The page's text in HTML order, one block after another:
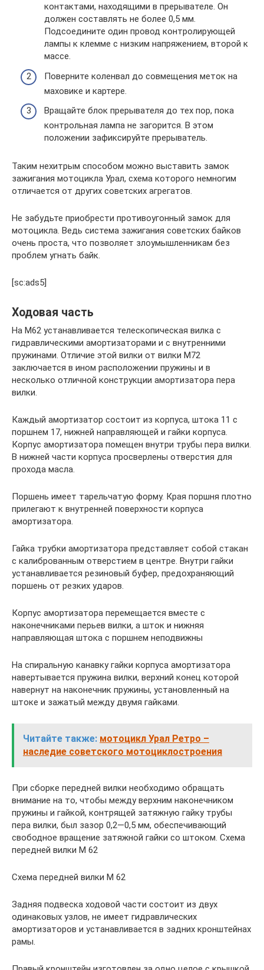
контактами, находящими в прерывателе. Он
должен составлять не более 0,5 мм.
Подсоедините один провод контролирующей
лампы к клемме с низким напряжением, второй к
массе.
Поверните коленвал до совмещения меток на
маховике и картере.
Вращайте блок прерывателя до тех пор, пока
контрольная лампа не загорится. В этом
положении зафиксируйте прерыватель.
Таким нехитрым способом можно выставить замок
зажигания мотоцикла Урал, схема которого немногим
отличается от других советских агрегатов.
Не забудьте приобрести противоугонный замок для
мотоцикла. Ведь система зажигания советских байков
очень проста, что позволяет злоумышленникам без
проблем угнать байк.
[sc:ads5]
Ходовая часть
На М62 устанавливается телескопическая вилка с
гидравлическими амортизаторами и с внутренними
пружинами. Отличие этой вилки от вилки М72
заключается в ином расположении пружины и в
несколько отличной конструкции амортизатора пера
вилки.
Каждый амортизатор состоит из корпуса, штока 11 с
поршнем 17, нижней направляющей и гайки корпуса.
Корпус амортизатора помещен внутри трубы пера вилки.
В нижней части корпуса просверлены отверстия для
прохода масла.
Поршень имеет тарельчатую форму. Края поршня плотно
прилегают к внутренней поверхности корпуса
амортизатора.
Гайка трубки амортизатора представляет собой стакан
с калиброванным отверстием в центре. Внутри гайки
устанавливается резиновый буфер, предохраняющий
поршень от резких ударов.
Корпус амортизатора перемещается вместе с
наконечниками перьев вилки, а шток и нижняя
направляющая штока с поршнем неподвижны
На спиральную канавку гайки корпуса амортизатора
навертывается пружина вилки, верхний конец которой
навернут на наконечник пружины, установленный на
штоке и зажатый между двумя гайками.
Читайте также: мотоцикл Урал Ретро –
наследие советского мотоциклостроения
При сборке передней вилки необходимо обращать
внимание на то, чтобы между верхним наконечником
пружины и гайкой, контрящей затяжную гайку трубы
пера вилки, был зазор 0,2—0,5 мм, обеспечивающий
свободное вращение затяжной гайки со штоком. Схема
передней вилки М 62
Схема передней вилки М 62
Задняя подвеска ходовой части состоит из двух
одинаковых узлов, не имеет гидравлических
амортизаторов и устанавливается в задних кронштейнах
рамы.